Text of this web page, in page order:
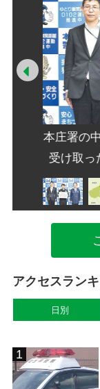
本庄署の
受け取っ
Prev
アクセスラン
日別